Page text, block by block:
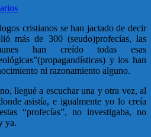
cristianos se han jactado de decir
más de 300 (seudo)profecías, las
han creído todas esas
y los han
ni razonamiento alguno.
llegué a escuchar una y otra vez, al
asistía, e igualmente yo lo creía
“profecías”, no investigaba, no
ya.